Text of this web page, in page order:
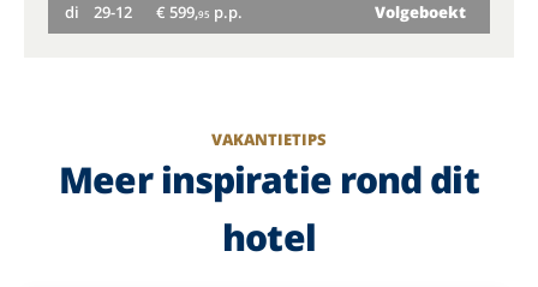
di 29-12 € 599,95 p.p. Volgeboekt
VAKANTIETIPS
Meer inspiratie rond dit
hotel